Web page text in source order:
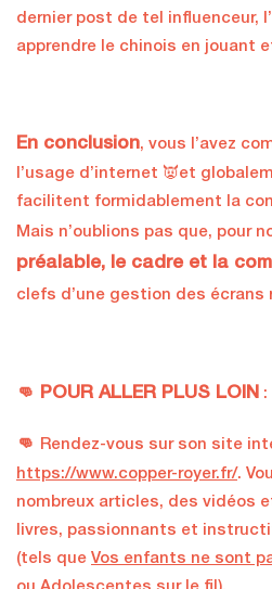
dernier post de tel influenceur,
apprendre le chinois en jouant
En conclusion, vous l’avez
l’usage d’internet 👿et
facilitent formidablement la
Mais n’oublions pas que, pour
préalable, le cadre et la
clefs d’une gestion des écrans
👊 POUR ALLER PLUS LOIN :
👊 Rendez-vous sur son site
https://www.copper-royer.fr/.
nombreux articles, des vidéos
livres, passionnants et
(tels que Vos enfants ne sont